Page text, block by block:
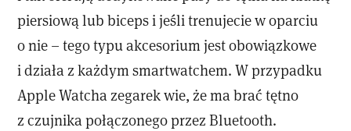
piersiową lub biceps i jeśli trenujecie w oparciu
o nie – tego typu akcesorium jest obowiązkowe
i działa z każdym smartwatchem. W przypadku
Apple Watcha zegarek wie, że ma brać tętno
z czujnika połączonego przez Bluetooth.